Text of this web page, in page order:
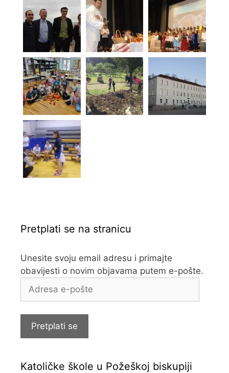
Pretplati se na stranicu
Unesite svoju email adresu i primajte
obavijesti o novim objavama putem e-pošte.
e-
Pretplati se
Katoličke škole u Požeškoj biskupiji